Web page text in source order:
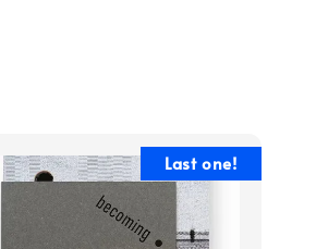
Last one!